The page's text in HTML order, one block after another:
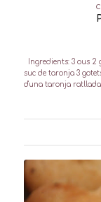
Ingredients: 3 ous 2
suc de taronja 3
d'una taronja ratllada